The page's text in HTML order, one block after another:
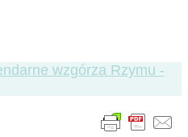
wzgórza Rzymu -